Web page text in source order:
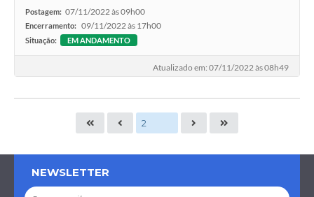
Postagem: 07/11/2022 às 09h00
Encerramento: 09/11/2022 às 17h00
Situação: EM ANDAMENTO
Atualizado em: 07/11/2022 às 08h49
NEWSLETTER